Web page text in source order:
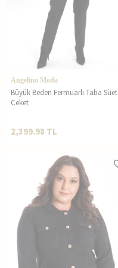
Angelino Moda
Büyük Beden Fermuarlı Taba Süet
Ceket
2,399.98 TL